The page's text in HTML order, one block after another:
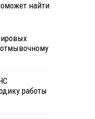
найти
работы